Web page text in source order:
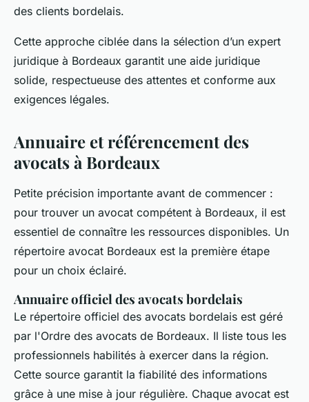
des clients bordelais.
Cette approche ciblée dans la sélection d’un expert
juridique à Bordeaux garantit une aide juridique
solide, respectueuse des attentes et conforme aux
exigences légales.
Annuaire et référencement des
avocats à Bordeaux
Petite précision importante avant de commencer :
pour trouver un avocat compétent à Bordeaux, il est
essentiel de connaître les ressources disponibles. Un
répertoire avocat Bordeaux est la première étape
pour un choix éclairé.
Annuaire officiel des avocats bordelais
Le répertoire officiel des avocats bordelais est géré
par l'Ordre des avocats de Bordeaux. Il liste tous les
professionnels habilités à exercer dans la région.
Cette source garantit la fiabilité des informations
grâce à une mise à jour régulière. Chaque avocat est